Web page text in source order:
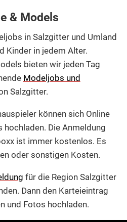
& Models
in Salzgitter und Umland
Kinder in jedem Alter.
bieten wir jeden Tag
Modeljobs und
Salzgitter.
können sich Online
Die Anmeldung
ist immer kostenlos. Es
oder sonstigen Kosten.
für die Region Salzgitter
Dann den Karteieintrag
und Fotos hochladen.